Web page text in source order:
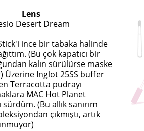
Lens
Desert Dream
ince bir tabaka halinde
(Bu çok kapatıcı bir
kalın sürülürse maske
Üzerine Inglot 25SS buffer
Terracotta pudrayı
MAC Hot Planet
sürdüm. (Bu allık sanırım
çıkmıştı, artık